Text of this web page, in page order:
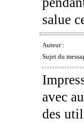
salue
Auteur :
Sujet du
avec
des